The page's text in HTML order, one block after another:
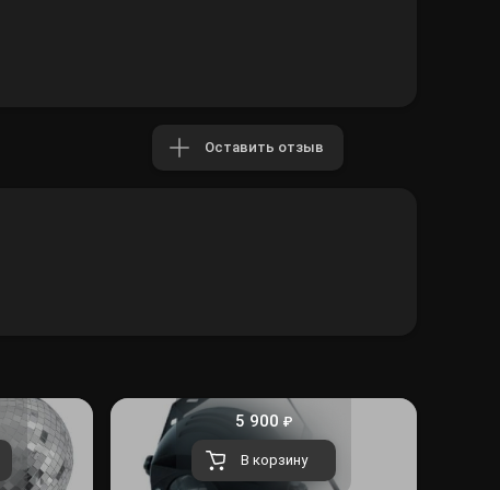
Оставить отзыв
5 900 ₽
В корзину